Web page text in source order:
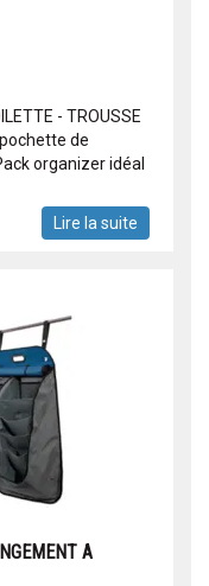
- TROUSSE
pochette de
organizer idéal
Lire la suite
A